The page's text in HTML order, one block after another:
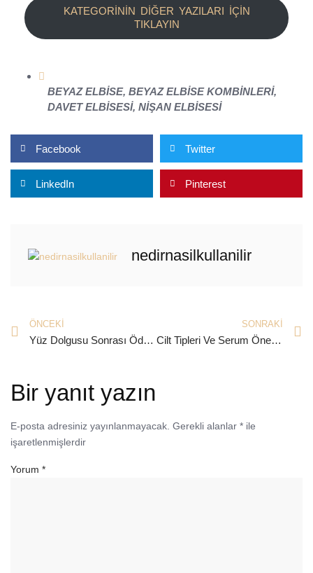
KATEGORİNİN DİĞER YAZILARI İÇİN
TIKLAYIN
BEYAZ ELBISE, BEYAZ ELBISE KOMBINLERI,
DAVET ELBISESI, NIŞAN ELBISESI
Facebook Twitter
LinkedIn Pinterest
nedirnasilkullanilir
ÖNCEKI
Yüz Dolgusu Sonrası Ödem Nasıl Geçer?
SONRAKI
Cilt Tipleri Ve Serum Önerileri
Bir yanıt yazın
E-posta adresiniz yayınlanmayacak. Gerekli alanlar * ile
işaretlenmişlerdir
Yorum *